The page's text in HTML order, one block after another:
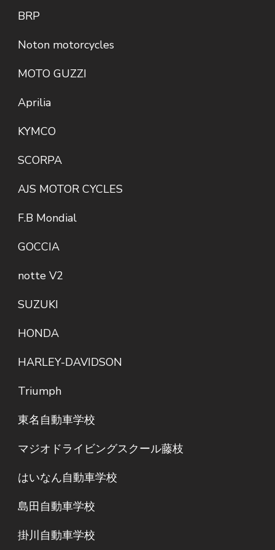
BRP
Noton motorcycles
MOTO GUZZI
Aprilia
KYMCO
SCORPA
AJS MOTOR CYCLES
F.B Mondial
GOCCIA
notte V2
SUZUKI
HONDA
HARLEY-DAVIDSON
Triumph
東名自動車学校
マジオドライビングスクール藤枝
はいなん自動車学校
島田自動車学校
掛川自動車学校